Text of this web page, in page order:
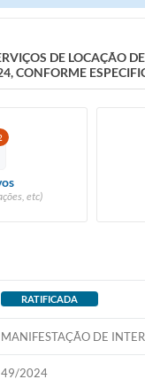
DE LOCAÇÃO
CONFORME
etc)
RATIFICADA
MANIFESTAÇÃO DE
49/2024